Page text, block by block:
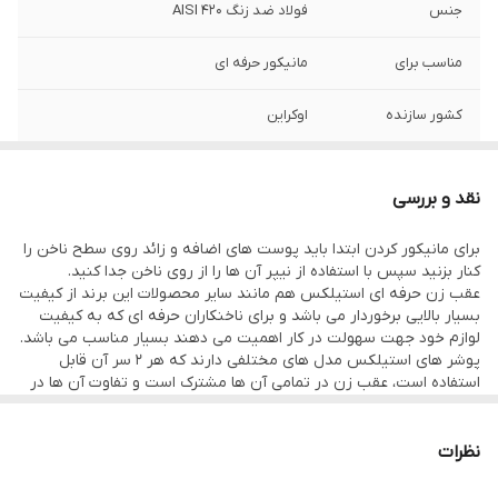
جنس فولاد ضد زنگ AISI 420
مناسب برای مانیکور حرفه ای
کشور سازنده اوکراین
نقد و بررسی
برای مانیکور کردن ابتدا باید پوست های اضافه و زائد روی سطح ناخن را
کنار بزنید سپس با استفاده از نیپر آن ها را از روی ناخن جدا کنید.
عقب زن حرفه ای استیلکس هم مانند سایر محصولات این برند از کیفیت
بسیار بالایی برخوردار می باشد و برای ناخنکاران حرفه ای که به کیفیت
لوازم خود جهت سهولت در کار اهمیت می دهند بسیار مناسب می باشد.
پوشر های استیلکس مدل های مختلفی دارند که هر 2 سر آن قابل
استفاده است، عقب زن در تمامی آن ها مشترک است و تفاوت آن ها در
پوشر حرفه ای ناخن استالکس شامل یک لبه سر تخت تیز است که بعد
نظرات